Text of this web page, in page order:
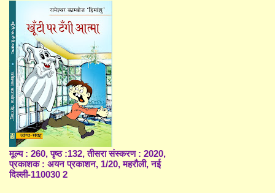
मूल्य : 260, पृष्ठ :132, तीसरा संस्करण : 2020,
प्रकाशक : अयन प्रकाशन, 1/20, महरौली, नई
दिल्ली-110030 2